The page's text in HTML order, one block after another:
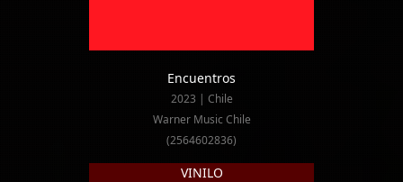
Encuentros
2023 | Chile
Warner Music Chile
(2564602836)
VINILO